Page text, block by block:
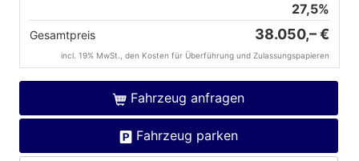
27,5%
Gesamtpreis 38.050,– €
incl. 19% MwSt., den Kosten für Überführung und Zulassungspapieren
Fahrzeug anfragen
Fahrzeug parken